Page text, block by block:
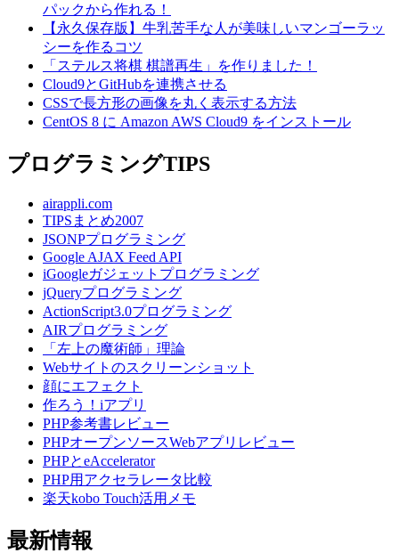
パックから作れる！
【永久保存版】牛乳苦手な人が美味しいマンゴーラッ
シーを作るコツ
「ステルス将棋 棋譜再生」を作りました！
Cloud9とGitHubを連携させる
CSSで長方形の画像を丸く表示する方法
CentOS 8 に Amazon AWS Cloud9 をインストール
プログラミングTIPS
airappli.com
TIPSまとめ2007
JSONPプログラミング
Google AJAX Feed API
iGoogleガジェットプログラミング
jQueryプログラミング
ActionScript3.0プログラミング
AIRプログラミング
「左上の魔術師」理論
Webサイトのスクリーンショット
顔にエフェクト
作ろう！iアプリ
PHP参考書レビュー
PHPオープンソースWebアプリレビュー
PHPとeAccelerator
PHP用アクセラレータ比較
楽天kobo Touch活用メモ
最新情報